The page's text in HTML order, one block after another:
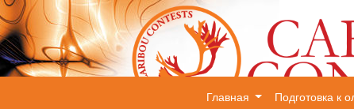
Главная Подготовка к